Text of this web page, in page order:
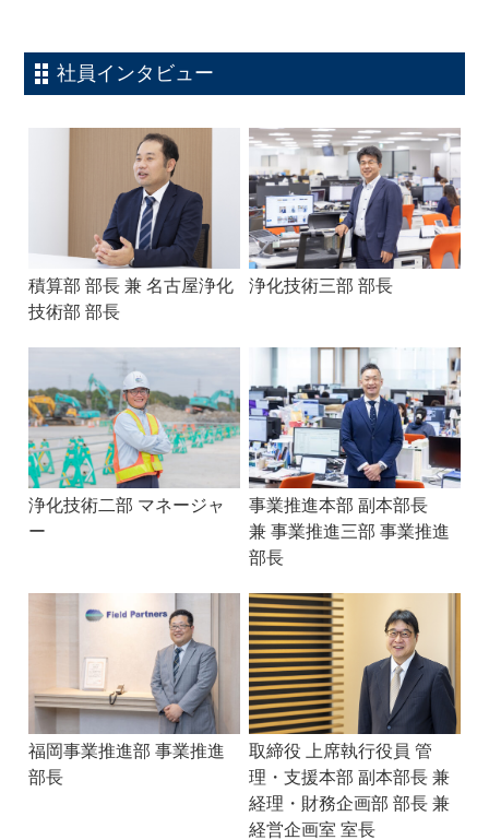
社員インタビュー
積算部 部長 兼 名古屋浄化
技術部 部長
浄化技術三部 部長
浄化技術二部 マネージャ
ー
事業推進本部 副本部長
兼 事業推進三部 事業推進
部長
福岡事業推進部 事業推進
部長
取締役 上席執行役員 管
理・支援本部 副本部長 兼
経理・財務企画部 部長 兼
経営企画室 室長